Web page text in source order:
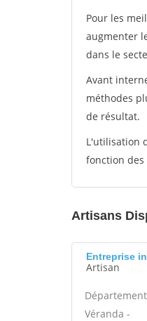
Pour les
augmenter
dans le
Avant
méthodes
de résultat.
L'utilisation
fonction des
Artisans
Entreprise
Artisan
Véranda -